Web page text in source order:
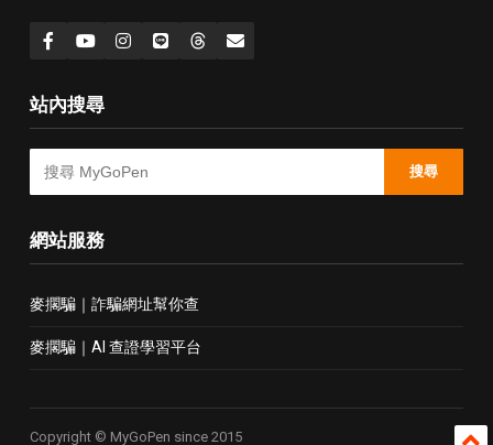
站內搜尋
搜尋
網站服務
麥擱騙｜詐騙網址幫你查
麥擱騙｜AI 查證學習平台
Copyright © MyGoPen since 2015